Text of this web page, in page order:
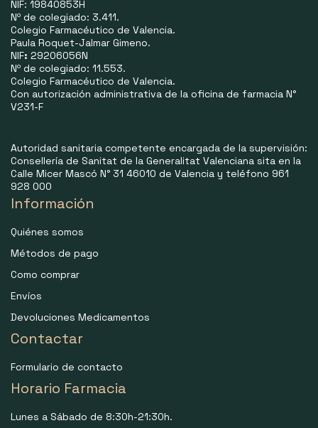
NIF: 19840853H
Nº de colegiado: 3.411.
Colegio Farmacéutico de Valencia.
Paula Roquet-Jalmar Gimeno.
NIF: 29206056N
Nº de colegiado: 11.553.
Colegio Farmacéutico de Valencia.
Con autorización administrativa de la oficina de farmacia N°
V231-F
Autoridad sanitaria competente encargada de la supervisión:
Consellería de Sanitat de la Generalitat Valenciana sita en la
Calle Micer Mascó N° 31 46010 de Valencia y teléfono 961
928 000
Información
Quiénes somos
Métodos de pago
Como comprar
Envíos
Devoluciones Medicamentos
Contactar
Formulario de contacto
Horario Farmacia
Lunes a Sábado de 8:30h-21:30h.